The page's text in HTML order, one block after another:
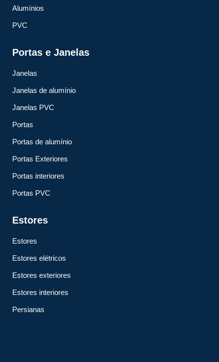
Alumínios
PVC
Portas e Janelas
Janelas
Janelas de alumínio
Janelas PVC
Portas
Portas de alumínio
Portas Exteriores
Portas interiores
Portas PVC
Estores
Estores
Estores elétricos
Estores exteriores
Estores interiores
Persianas